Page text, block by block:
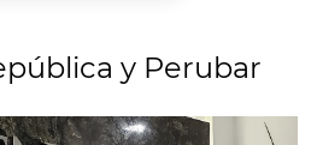
y Perubar